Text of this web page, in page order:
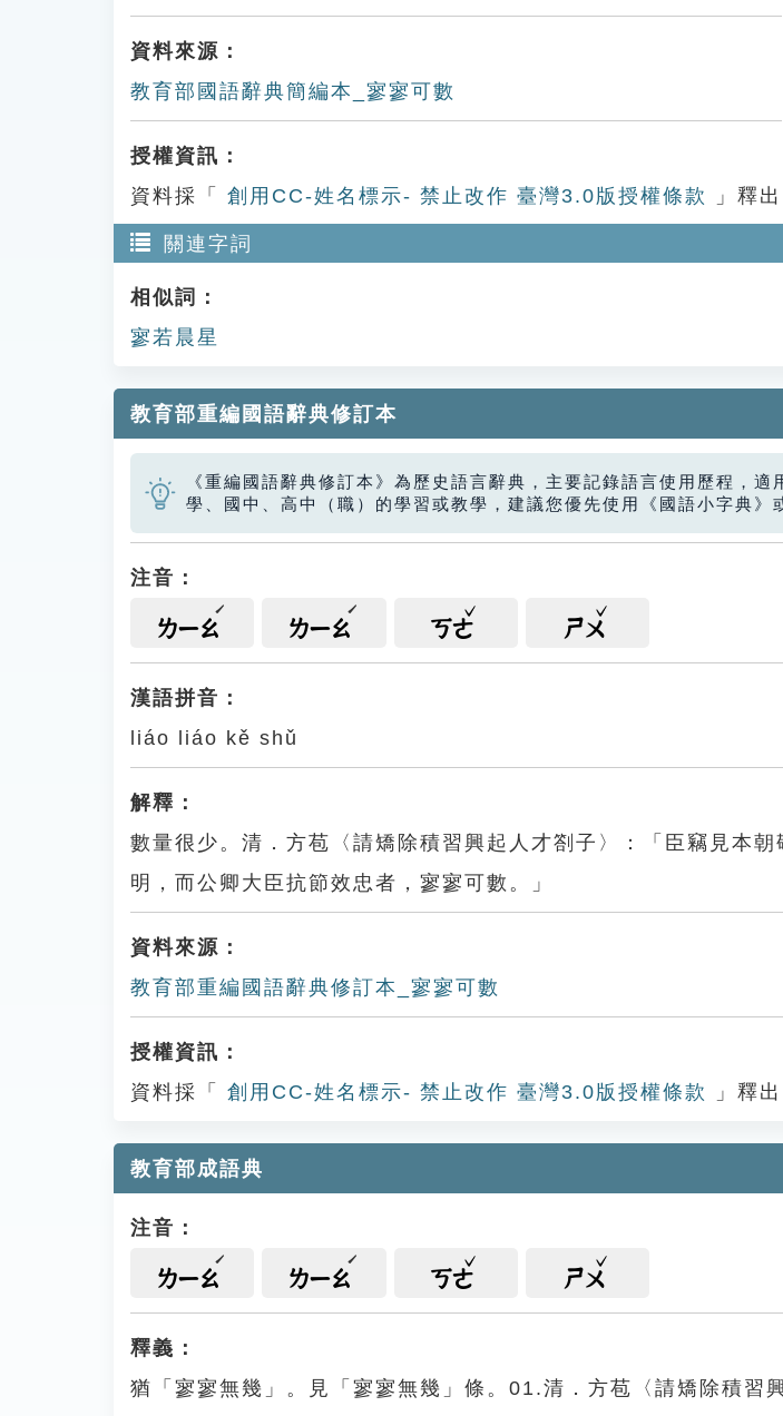
資料來源：
教育部國語辭典簡編本_寥寥可數
授權資訊：
資料採「
創用CC-姓名標示- 禁止改作 臺灣3.0版授權條款 」釋出
關連字詞
相似詞：
寥若晨星
教育部重編國語辭典修訂本
《重編國語辭典修訂本》為歷史語言辭典，主要記錄語言使用歷程，
學、國中、高中（職）的學習或教學，建議您優先使用《國語小字典》
注音：
ㄌㄧㄠ ㄌㄧㄠ ㄎㄜ ㄕㄨ
漢語拼音：
liáo liáo kě shǔ
解釋：
數量很少。清．方苞〈請矯除積習興起人才劄子〉：「臣竊見本
明，而公卿大臣抗節效忠者，寥寥可數。」
資料來源：
教育部重編國語辭典修訂本_寥寥可數
授權資訊：
資料採「
創用CC-姓名標示- 禁止改作 臺灣3.0版授權條款 」釋出
教育部成語典
注音：
ㄌㄧㄠ ㄌㄧㄠ ㄎㄜ ㄕㄨ
釋義：
猶「寥寥無幾」。見「寥寥無幾」條。01.清．方苞〈請矯除積習